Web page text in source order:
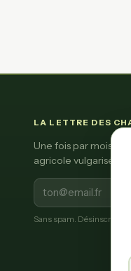
LA LETTRE DES
Une fois par mois,
agricole vulgarisée.
Sans spam.